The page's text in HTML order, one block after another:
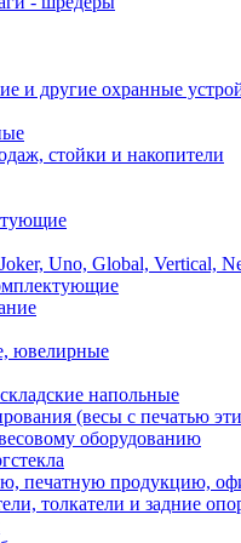
и другие охранные
стойки и накопители
Uno, Global, Vertical,
ювелирные
напольные
(весы с печатью
оборудованию
печатную продукцию,
толкатели и задние